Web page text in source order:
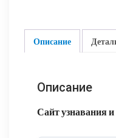
Описание
Описание
Сайт узнавания и